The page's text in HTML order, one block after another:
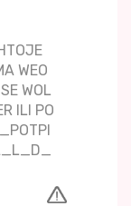
WEO
WOL
ILI PO